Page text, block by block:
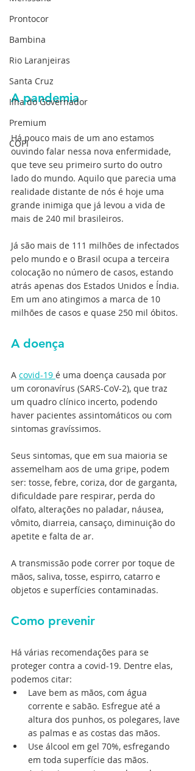
Prontocor
Bambina
Rio Laranjeiras
Santa Cruz
Ilha do Governador
Premium
COPI
A pandemia
Há pouco mais de um ano estamos
ouvindo falar nessa nova enfermidade,
que teve seu primeiro surto do outro
lado do mundo. Aquilo que parecia uma
realidade distante de nós é hoje uma
grande inimiga que já levou a vida de
mais de 240 mil brasileiros.
Já são mais de 111 milhões de infectados
pelo mundo e o Brasil ocupa a terceira
colocação no número de casos, estando
atrás apenas dos Estados Unidos e Índia.
Em um ano atingimos a marca de 10
milhões de casos e quase 250 mil óbitos.
A doença
A covid-19 é uma doença causada por
um coronavírus (SARS-CoV-2), que traz
um quadro clínico incerto, podendo
haver pacientes assintomáticos ou com
sintomas gravíssimos.
Seus sintomas, que em sua maioria se
assemelham aos de uma gripe, podem
ser: tosse, febre, coriza, dor de garganta,
dificuldade pare respirar, perda do
olfato, alterações no paladar, náusea,
vômito, diarreia, cansaço, diminuição do
apetite e falta de ar.
A transmissão pode correr por toque de
mãos, saliva, tosse, espirro, catarro e
objetos e superfícies contaminadas.
Como prevenir
Há várias recomendações para se
proteger contra a covid-19. Dentre elas,
podemos citar:
Lave bem as mãos, com água
corrente e sabão. Esfregue até a
altura dos punhos, os polegares, lave
as palmas e as costas das mãos.
Use álcool em gel 70%, esfregando
em toda superfície das mãos.